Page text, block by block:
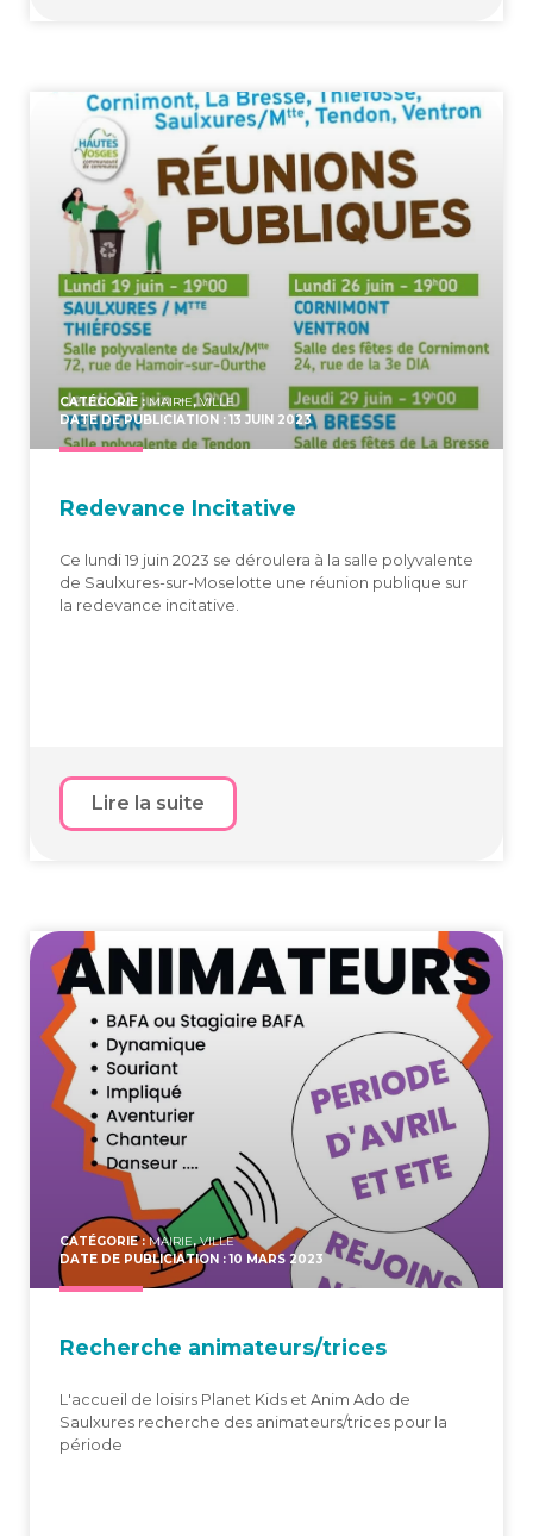
CATÉGORIE :MAIRIE,VILLE
DATE DE PUBLICIATION : 13 JUIN 2023
Rede­vance Incitative
Ce lundi 19 juin 2023 se déroulera à la salle polyvalente
de Saulxures-sur-Moselotte une réunion publique sur
la redevance incitative.
Lire la suite
CATÉGORIE :MAIRIE,VILLE
DATE DE PUBLICIATION : 10 MARS 2023
Recherche animateurs/​trices
L'accueil de loisirs Planet Kids et Anim Ado de
Saulxures recherche des animateurs/trices pour la
période